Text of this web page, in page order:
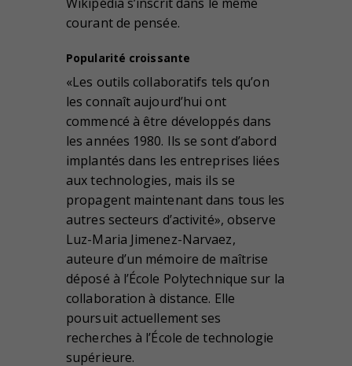
courant de pensée.
Popularité croissante
«Les outils collaboratifs tels qu’on
les connaît aujourd’hui ont
commencé à être développés dans
les années 1980. Ils se sont d’abord
implantés dans les entreprises liées
aux technologies, mais ils se
propagent maintenant dans tous les
autres secteurs d’activité», observe
Luz-Maria Jimenez-Narvaez,
auteure d’un mémoire de maîtrise
déposé à l’École Polytechnique sur la
collaboration à distance. Elle
poursuit actuellement ses
recherches à l’École de technologie
supérieure.